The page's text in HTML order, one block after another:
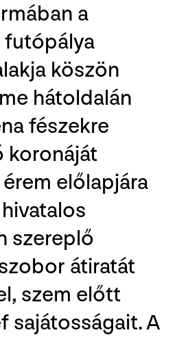
a
futópálya
köszön
hátoldalán
fészekre
koronáját
előlapjára
szereplő
átiratát
szem előtt
sajátosságait. A